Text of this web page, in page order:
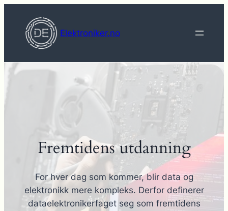
innhold
Elektroniker.no
Fremtidens utdanning
For hver dag som kommer, blir data og
elektronikk mere kompleks. Derfor definerer
dataelektronikerfaget seg som fremtidens